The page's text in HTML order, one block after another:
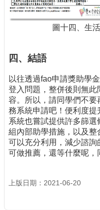
圖十四、生
四、結語
以往透過fao申請獎助學
登入問題，整併後則無
容。所以，請同學們不
務系統申請吧！便利度提
系統也嘗試提供許多篩
組內部助學措施，以及
可以充分利用，減少諮
可做推薦，還等什麼呢，
上版日期：2021-06-20